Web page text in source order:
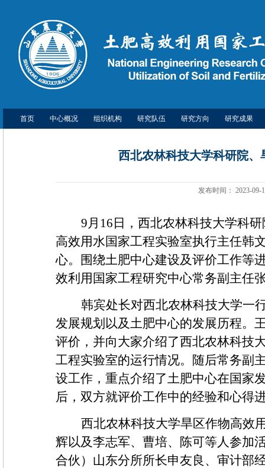
首页 中心概况 组织机构 研究队伍 研究方向 研究成果
西北农林科技大学科研院
发布时间： 2023-09-
9月 16 日，西北农林科技大学科
高效用水国家工程实验室执行主任韩
心。围绕土肥中心建设及评价工作等
效利用国家工程研究中心常务副主任
韩宾处长对西北农林科技大学一
发展规划以及土肥中心的发展历程。
评价，并向大家介绍了西北农林科技
工程实验室的运行情况。随后常务副
设工作，重点介绍了土肥中心在国家
后，双方就评价工作中的经验和心得
西北农林科技大学旱区作物高效
辉以及李志军、曹培、陈可等人参加
合伙）山东分所所长申友良、审计部